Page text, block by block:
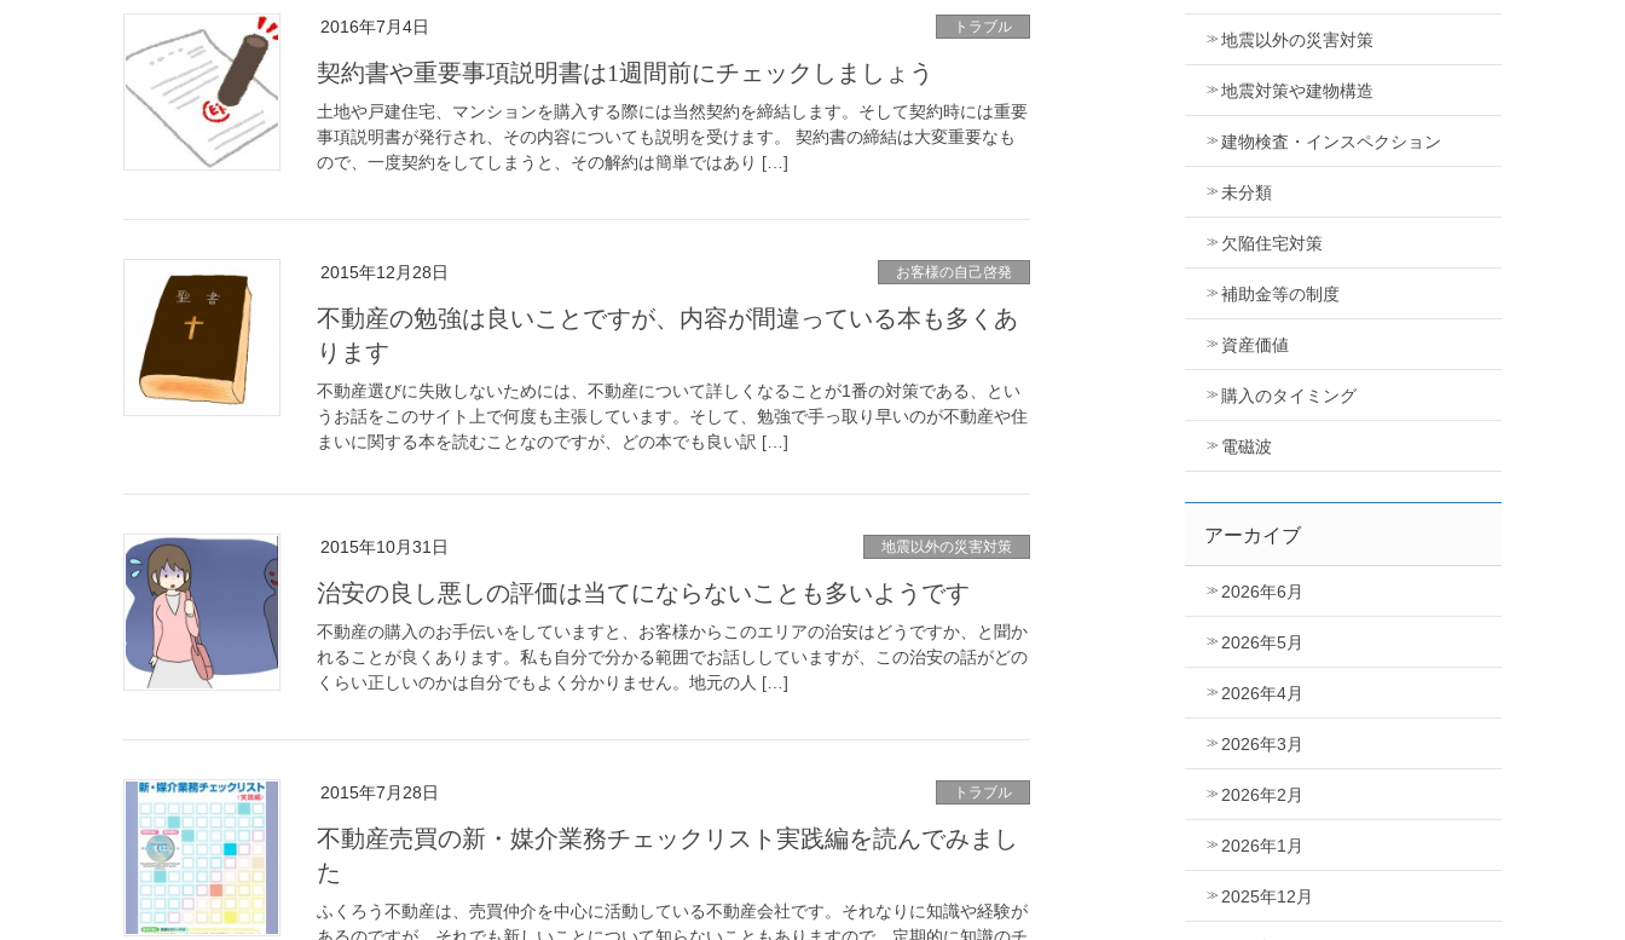
2016年7月4日 トラブル
契約書や重要事項説明書は1週間前にチェックしましょう
土地や戸建住宅、マンションを購入する際には当然契約を締結します。そして契約時には重要
事項説明書が発行され、その内容についても説明を受けます。 契約書の締結は大変重要なも
ので、一度契約をしてしまうと、その解約は簡単ではあり […]
2015年12月28日 お客様の自己啓発
不動産の勉強は良いことですが、内容が間違っている本も多くあ
ります
不動産選びに失敗しないためには、不動産について詳しくなることが1番の対策である、とい
うお話をこのサイト上で何度も主張しています。そして、勉強で手っ取り早いのが不動産や住
まいに関する本を読むことなのですが、どの本でも良い訳 […]
2015年10月31日 地震以外の災害対策
治安の良し悪しの評価は当てにならないことも多いようです
不動産の購入のお手伝いをしていますと、お客様からこのエリアの治安はどうですか、と聞か
れることが良くあります。私も自分で分かる範囲でお話ししていますが、この治安の話がどの
くらい正しいのかは自分でもよく分かりません。地元の人 […]
2015年7月28日 トラブル
不動産売買の新・媒介業務チェックリスト実践編を読んでみまし
た
ふくろう不動産は、売買仲介を中心に活動している不動産会社です。それなりに知識や経験が
あるのですが、それでも新しいことについて知らないこともありますので、定期的に知識のチ
地震以外の災害対策
地震対策や建物構造
建物検査・インスペクション
未分類
欠陥住宅対策
補助金等の制度
資産価値
購入のタイミング
電磁波
アーカイブ
2026年6月
2026年5月
2026年4月
2026年3月
2026年2月
2026年1月
2025年12月